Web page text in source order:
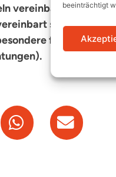
beeinträchtigt
vereinbart sind.
sein,
für den